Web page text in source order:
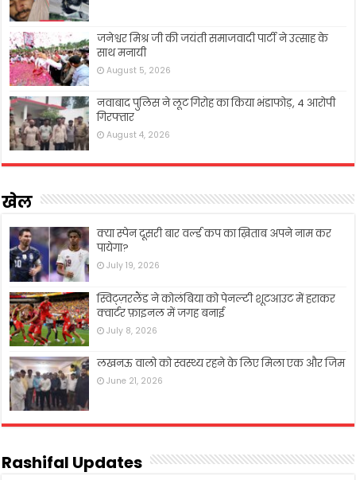
जनेश्वर मिश्र जी की जयंती समाजवादी पार्टी ने उत्साह के
साथ मनायी
August 5, 2026
नवाबाद पुलिस ने लूट गिरोह का किया भंडाफोड़, 4 आरोपी
गिरफ्तार
August 4, 2026
खेल
क्या स्पेन दूसरी बार वर्ल्ड कप का ख़िताब अपने नाम कर
पायेगा?
July 19, 2026
स्विट्ज़रलैंड ने कोलंबिया को पेनल्टी शूटआउट में हराकर
क्वार्टर फ़ाइनल में जगह बनाई
July 8, 2026
लखनऊ वालो को स्वस्थ्य रहने के लिए मिला एक और जिम
June 21, 2026
Rashifal Updates